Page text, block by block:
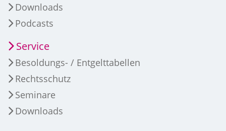
Downloads
Podcasts
Service
Besoldungs- / Entgelttabellen
Rechtsschutz
Seminare
Downloads